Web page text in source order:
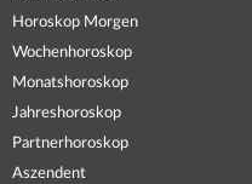
Horoskop Morgen
Wochenhoroskop
Monatshoroskop
Jahreshoroskop
Partnerhoroskop
Aszendent